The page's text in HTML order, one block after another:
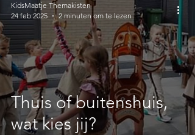
Thuis of buitenshuis,
wat kies jij?
KidsMaatje Themakisten
24 feb 2025
2 minuten om te lezen